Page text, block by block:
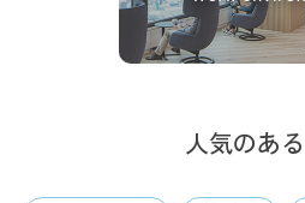
人気のあ